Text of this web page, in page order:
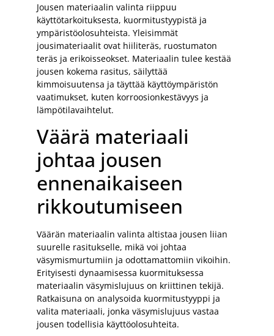
Jousen materiaalin valinta riippuu
käyttötarkoituksesta, kuormitustyypistä ja
ympäristöolosuhteista. Yleisimmät
jousimateriaalit ovat hiiliteräs, ruostumaton
teräs ja erikoisseokset. Materiaalin tulee kestää
jousen kokema rasitus, säilyttää
kimmoisuutensa ja täyttää käyttöympäristön
vaatimukset, kuten korroosionkestävyys ja
lämpötilavaihtelut.
Väärä materiaali
johtaa jousen
ennenaikaiseen
rikkoutumiseen
Väärän materiaalin valinta altistaa jousen liian
suurelle rasitukselle, mikä voi johtaa
väsymismurtumiin ja odottamattomiin vikoihin.
Erityisesti dynaamisessa kuormituksessa
materiaalin väsymislujuus on kriittinen tekijä.
Ratkaisuna on analysoida kuormitustyyppi ja
valita materiaali, jonka väsymislujuus vastaa
jousen todellisia käyttöolosuhteita.